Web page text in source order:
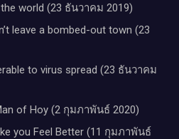
world (23 ธันวาคม 2019)
leave a bombed-out town (23
to virus spread (23 ธันวาคม
of Hoy (2 กุมภาพันธ์ 2020)
you Feel Better (11 กุมภาพันธ์